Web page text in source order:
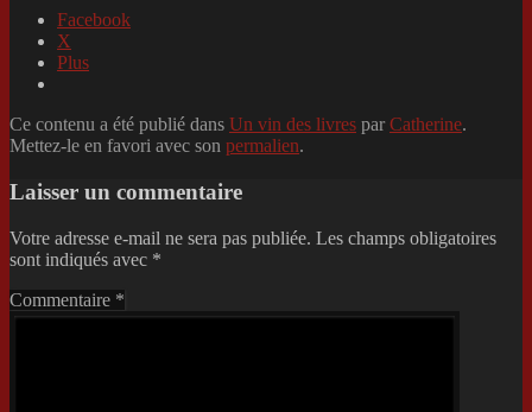
Facebook
X
Plus
Ce contenu a été publié dans Un vin des livres par Catherine.
Mettez-le en favori avec son permalien.
Laisser un commentaire
Votre adresse e-mail ne sera pas publiée. Les champs obligatoires
sont indiqués avec *
Commentaire *